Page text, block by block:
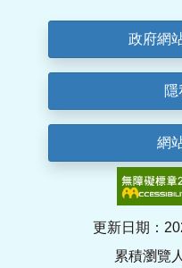
政府網
網
更新日期：
累積瀏覽